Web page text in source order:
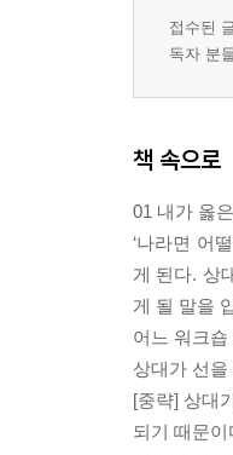
접수된
독자 분
책 속으로
01 내가 옳
‘나라면 어
게 된다. 상
게 될 말을
어느 워크
상대가 선
[중략] 상대
되기 때문